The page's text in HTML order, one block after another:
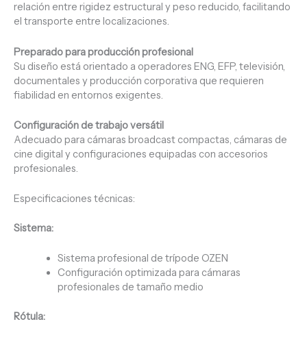
relación entre rigidez estructural y peso reducido, facilitando
el transporte entre localizaciones.
Preparado para producción profesional
Su diseño está orientado a operadores ENG, EFP, televisión,
documentales y producción corporativa que requieren
fiabilidad en entornos exigentes.
Configuración de trabajo versátil
Adecuado para cámaras broadcast compactas, cámaras de
cine digital y configuraciones equipadas con accesorios
profesionales.
Especificaciones técnicas:
Sistema:
Sistema profesional de trípode OZEN
Configuración optimizada para cámaras
profesionales de tamaño medio
Rótula: